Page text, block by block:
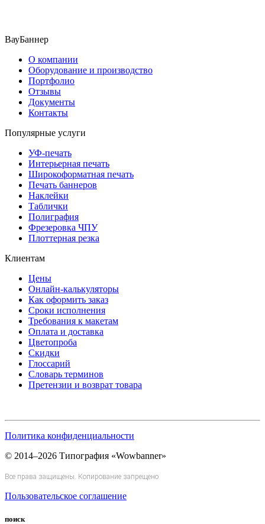
ВауБаннер
О компании
Оборудование и производство
Портфолио
Отзывы
Документы
Контакты
Популярные услуги
УФ-печать
Интерьерная печать
Широкоформатная печать
Печать баннеров
Наклейки
Таблички
Полиграфия
Фрезеровка ЧПУ
Плоттерная резка
Клиентам
Цены
Онлайн-калькуляторы
Как оформить заказ
Сроки исполнения
Требования к макетам
Оплата и доставка
Цветопроба
Скидки
Глоссарий
Словарь терминов
Претензии и возврат товара
Политика конфиденциальности
© 2014–2026 Типография «Wowbanner»
Все права защищены. Копирование запрещено
Пользовательское соглашение
поиск